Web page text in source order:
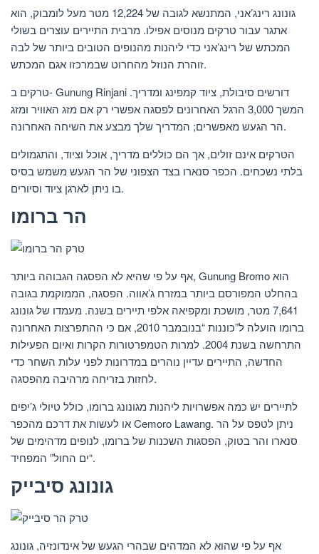
גונונג רינג’אני, המתנשא לגובה של 12,224 מטר מעל לומבוק, הוא
אתגר עבור טרקים מנוסים אפילו. מרבית התיירים עוצרים בשולי
המכתש של רינג’אני כדי ליהנות מהנופים הטובים ביותר של לבה
זוהרת הנוזל מהחרוט שבמרכזו אגם המכתש.
טרקים ב- Gunung Rinjani דורשים סיבולת, ציוד קמפינג ומדריך.
המשך 3,000 הרגל האחרונים לפסגה אפשרי רק אם מזג האוויר ומזג
הר הגעש מאפשרים; המדריך שלך מבצע את השיחה האחרונה.
הטרקים אינם זולים, אך הם כוללים מדריך, אוכל וציוד, והתגמולים
בלתי נשכחים. הכפר סנארו בצד הצפוני של הר הגעש משמש בסיס
בו ניתן לארגן ציוד וסיורים.
הר ברומו
אף על פי שהיא לא הפסגה הגבוהה ביותר, Gunung Bromo הוא
בהחלט המפורסם ביותר במזרח ג’אווה. הפסגה, הממוקמת בגובה
7,641 מטר, מושכת ומקפיאה אלפי תיירים בשנה. מעמדו של גונונג
ברומו הועלה ל”כוננות “בנובמבר 2010, אם כי ההתפרצות האחרונה
התרחשה בשנת 2004. למרות הטמפרטורות הקרות ואיום הפעילות
החדשה, התיירים עדיין נוהרים במדרונות לפני עלות השחר כדי
לחזות בזריחה מרהיבה מהפסגה.
לתיירים יש כמה אפשרויות ליהנות מגונונג ברומו, כולל טיולי ג’יפים
או לעשות את דרכם מהכפר Cemoro Lawang. ניתן לטפס על הר
סנארו והר בטוק, הפסגות השכנות של ברומו, לנופים מדהימים של
“ים החול” המפחיד.
גונונג סיבייק
אף על פי שהוא לא המדהים שבהרי הגעש של אינדונזיה, גונונג